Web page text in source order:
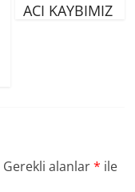
ACI KAYBIMIZ
Gerekli alanlar* ile